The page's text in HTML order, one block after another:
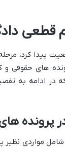
قطعی
پیدا کرد،
های حقوقی و
ادامه به
پرونده
شامل مواردی